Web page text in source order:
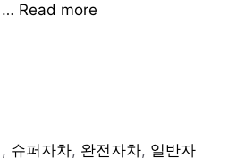
… Read more
, 슈퍼자차, 완전자차, 일반자